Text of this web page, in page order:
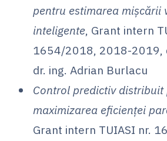
pentru estimarea mișcării
inteligente, Grant intern
1654/2018, 2018-2019,
dr. ing. Adrian Burlacu
Control predictiv distribuit
maximizarea eficienței
Grant intern TUIASI nr.